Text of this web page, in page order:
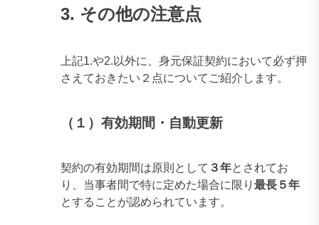
3. その他の注意点
上記1.や2.以外に、身元保証契約において必ず押
さえておきたい２点についてご紹介します。
（１）有効期間・自動更新
契約の有効期間は原則として ３年とされてお
り、当事者間で特に定めた場合に限り 最長５年
とすることが認められています。